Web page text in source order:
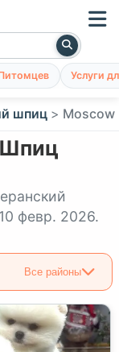
Услуги
шпиц Moscow
февр. 2026.
Все районы